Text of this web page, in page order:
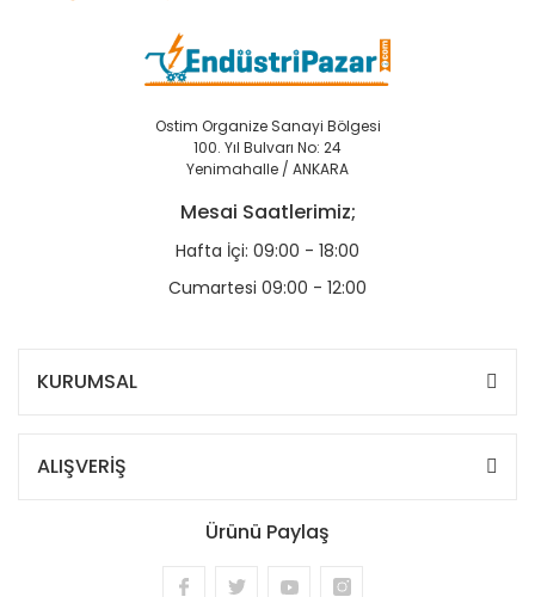
Ostim Organize Sanayi Bölgesi
100. Yıl Bulvarı No: 24
Yenimahalle / ANKARA
Mesai Saatlerimiz;
Hafta İçi: 09:00 - 18:00
Cumartesi 09:00 - 12:00
KURUMSAL
ALIŞVERİŞ
Ürünü Paylaş